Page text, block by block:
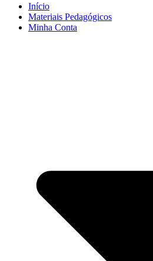
Início
Materiais Pedagógicos
Minha Conta